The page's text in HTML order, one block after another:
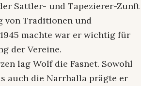
Sattler- und Tapezierer-Zunft
von Traditionen und
machte war er wichtig für
der Vereine.
lag Wolf die Fasnet. Sowohl
auch die Narrhalla prägte er